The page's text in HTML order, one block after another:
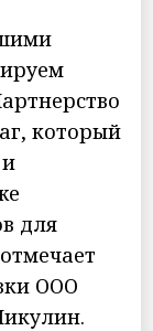
который
для
ООО